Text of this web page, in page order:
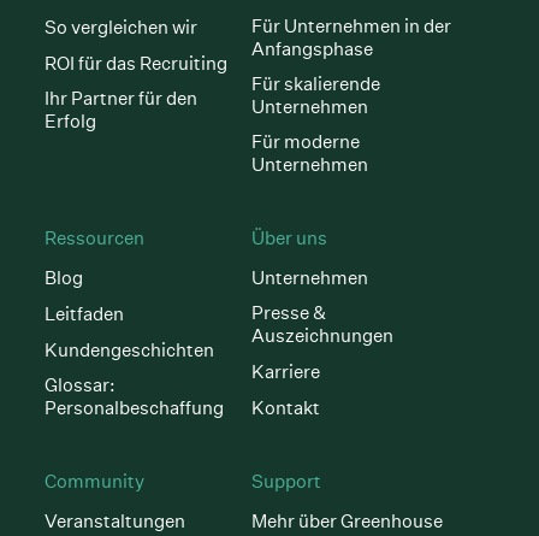
So vergleichen wir
ROI für das Recruiting
Ihr Partner für den
Erfolg
Für Unternehmen in der
Anfangsphase
Für skalierende
Unternehmen
Für moderne
Unternehmen
Ressourcen
Blog
Leitfaden
Kundengeschichten
Glossar:
Personalbeschaffung
Über uns
Unternehmen
Presse &
Auszeichnungen
Karriere
Kontakt
Community
Veranstaltungen
Support
Mehr über Greenhouse